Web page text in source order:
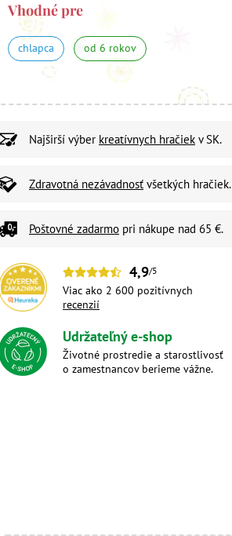
Vhodné pre
chlapca od 6 rokov
Najširší výber kreatívnych hračiek v SK.
Zdravotná nezávadnosť všetkých hračiek.
Poštovné zadarmo pri nákupe nad 65 €.
4,9/5
Viac ako 2 600 pozitívnych
recenzií
Udržateľný e-shop
Životné prostredie a starostlivosť
o zamestnancov berieme vážne.